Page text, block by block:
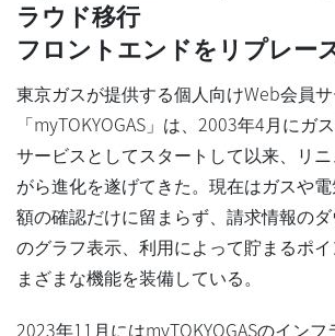
ラウド移行
フロントエンドをリプレー
東京ガスが提供する個人向けWeb会員
「myTOKYOGAS」は、2003年4月にガ
サービスとしてスタートして以来、リ
がら進化を遂げてきた。現在はガスや
額の確認だけに留まらず、請求情報の
のグラフ表示、利用によって貯まるポ
まざまな機能を装備している。
2023年11月にはmyTOKYOGASのイン